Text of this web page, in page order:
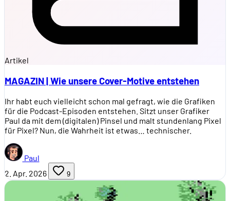
Artikel
MAGAZIN | Wie unsere Cover-Motive entstehen
Ihr habt euch vielleicht schon mal gefragt, wie die Grafiken
für die Podcast-Episoden entstehen. Sitzt unser Grafiker
Paul da mit dem (digitalen) Pinsel und malt stundenlang Pixel
für Pixel? Nun, die Wahrheit ist etwas… technischer.
Paul
2. Apr. 2026
9